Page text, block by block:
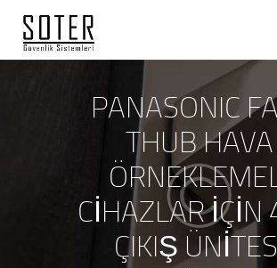
PANASONIC
THUB HAVA
CİHAZLAR İÇİN
ÇIKIŞ
ANASAYFA
HAKKIMIZDA
HIZMETLERIMIZ
ÜRÜNLERIMIZ
REFERANSLARIMIZ
İLETIŞIM